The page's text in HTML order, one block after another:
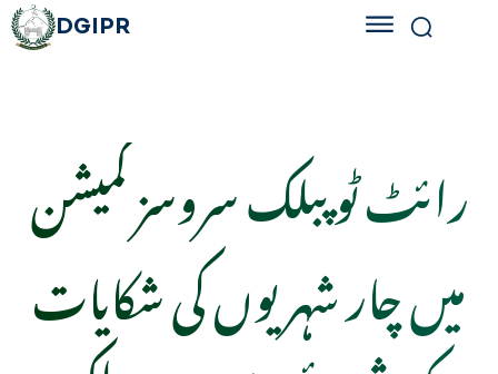
DGIPR
رائٹ ٹو پبلک سروسز کمیشن
میں چار شہریوں کی شکایات